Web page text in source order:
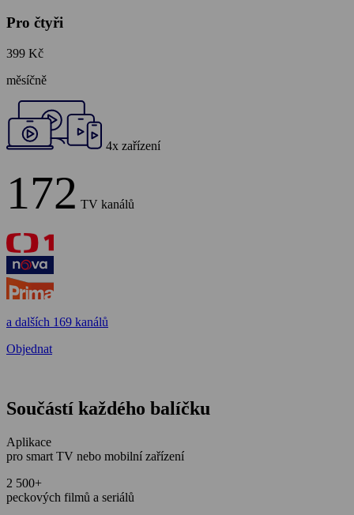
Pro čtyři
399 Kč
měsíčně
4x zařízení
172 TV kanálů
a dalších 169 kanálů
Objednat
Součástí každého balíčku
Aplikace
pro smart TV nebo mobilní zařízení
2 500+
peckových filmů a seriálů